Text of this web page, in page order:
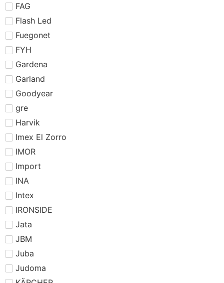
FAG
Flash Led
Fuegonet
FYH
Gardena
Garland
Goodyear
gre
Harvik
Imex El Zorro
IMOR
Import
INA
Intex
IRONSIDE
Jata
JBM
Juba
Judoma